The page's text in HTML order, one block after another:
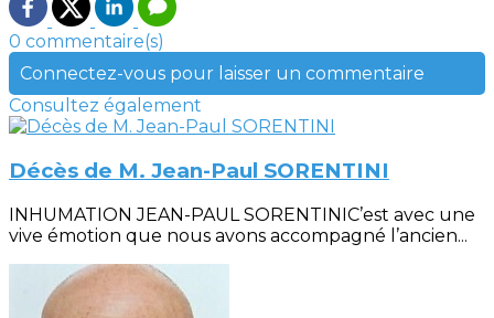
0 commentaire(s)
Connectez-vous pour laisser un commentaire
Consultez également
Décès de M. Jean-Paul SORENTINI
INHUMATION JEAN-PAUL SORENTINIC’est avec une
vive émotion que nous avons accompagné l’ancien...